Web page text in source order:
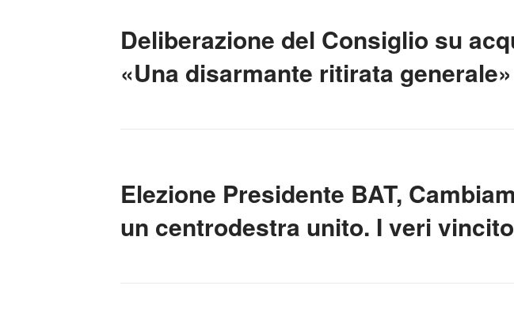
Deliberazione del Consiglio su
«Una disarmante ritirata generale»
Elezione Presidente BAT,
un centrodestra unito. I veri